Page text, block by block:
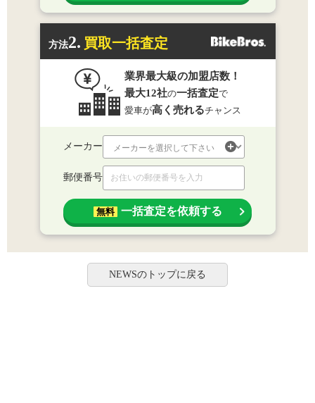
方法2. 買取一括査定
業界最大級の加盟店数！
最大12社の一括査定で
愛車が高く売れるチャンス
メーカー
郵便番号
無料 一括査定を依頼する
NEWSのトップに戻る